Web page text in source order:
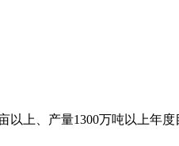
上、产量1300万吨以上年度